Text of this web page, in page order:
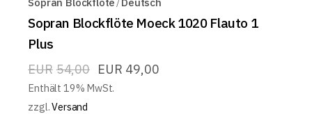
Sopran Blockflöte Moeck 1020 Flauto 1
Plus
EUR 54,00 EUR 49,00
Enthält 19% MwSt.
zzgl.Versand